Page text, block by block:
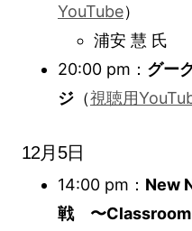
YouTube）
浦安 慧 氏
20:00 pm： グー
ジ （視聴用
12月5日
14:00 pm： New
戦 〜Classroom